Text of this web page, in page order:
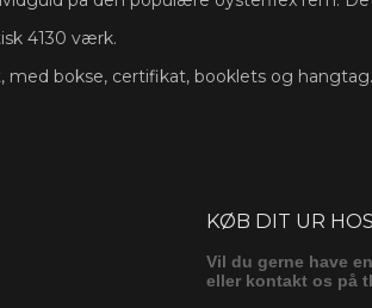
4130 værk.
bokse, certifikat, booklets og hangtag.
KØB DIT UR
Vil du gerne have
eller kontakt os på